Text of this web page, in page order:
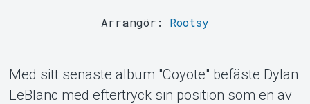
Om Tickster
Arrangör: Rootsy
Med sitt senaste album "Coyote" befäste Dylan
LeBlanc med eftertryck sin position som en av